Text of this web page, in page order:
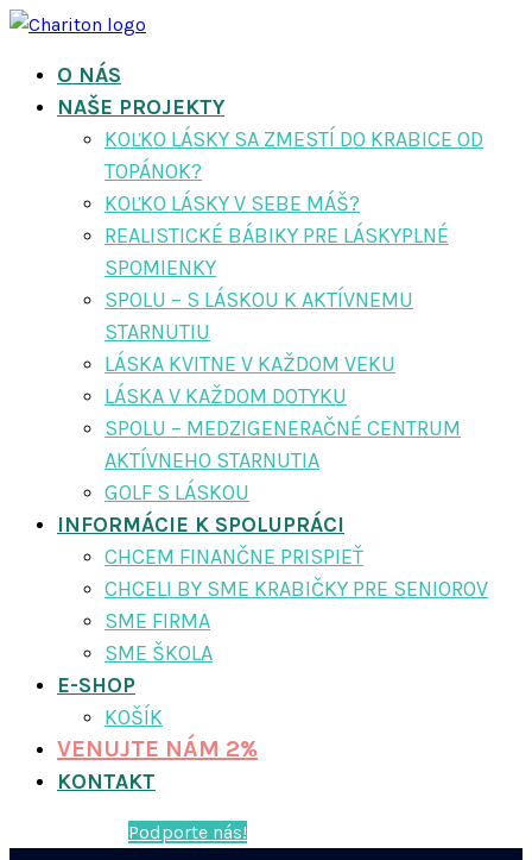
O NÁS
NAŠE PROJEKTY
KOĽKO LÁSKY SA ZMESTÍ DO KRABICE OD
TOPÁNOK?
KOĽKO LÁSKY V SEBE MÁŠ?
REALISTICKÉ BÁBIKY PRE LÁSKYPLNÉ
SPOMIENKY
SPOLU – S LÁSKOU K AKTÍVNEMU
STARNUTIU
LÁSKA KVITNE V KAŽDOM VEKU
LÁSKA V KAŽDOM DOTYKU
SPOLU – MEDZIGENERAČNÉ CENTRUM
AKTÍVNEHO STARNUTIA
GOLF S LÁSKOU
INFORMÁCIE K SPOLUPRÁCI
CHCEM FINANČNE PRISPIEŤ
CHCELI BY SME KRABIČKY PRE SENIOROV
SME FIRMA
SME ŠKOLA
E-SHOP
KOŠÍK
VENUJTE NÁM 2%
KONTAKT
Podporte nás!